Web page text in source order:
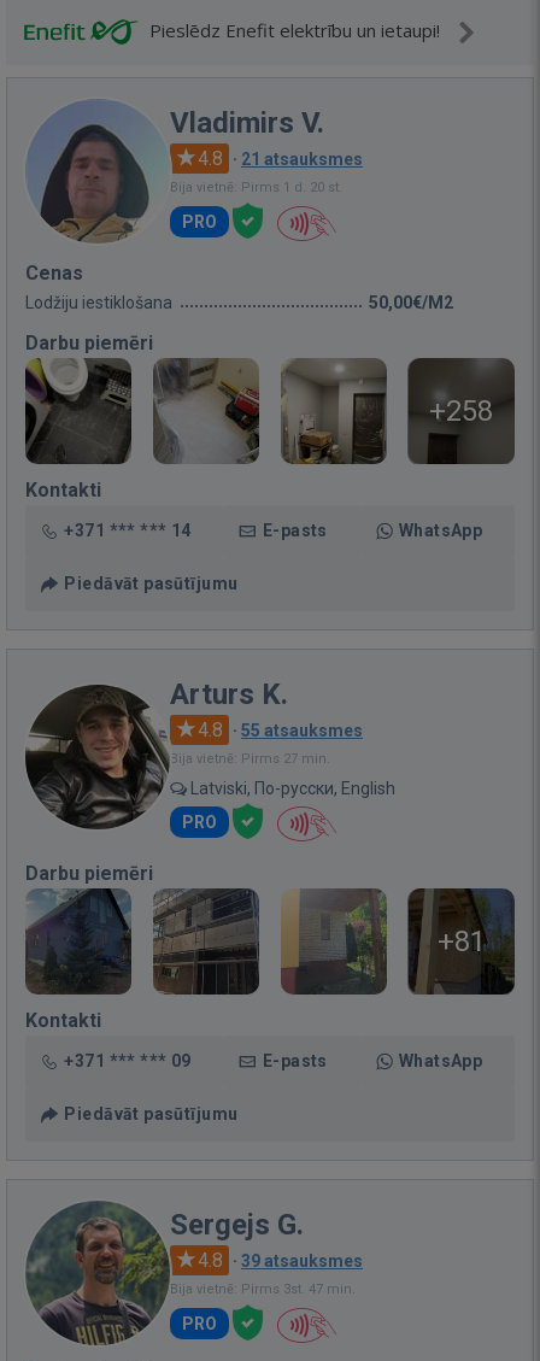
Pieslēdz Enefit elektrību un ietaupi!
Vladimirs V.
4.8 · 21 atsauksmes
Bija vietnē: Pirms 1 d. 20 st.
PRO
Cenas
Lodžiju iestiklošana 50,00€/M2
Darbu piemēri
+258
Kontakti
+371 *** *** 14 E-pasts WhatsApp
Piedāvāt pasūtījumu
Arturs K.
4.8 · 55 atsauksmes
Bija vietnē: Pirms 27 min.
Latviski, По-русски, English
PRO
Darbu piemēri
+81
Kontakti
+371 *** *** 09 E-pasts WhatsApp
Piedāvāt pasūtījumu
Sergejs G.
4.8 · 39 atsauksmes
Bija vietnē: Pirms 3st. 47 min.
PRO